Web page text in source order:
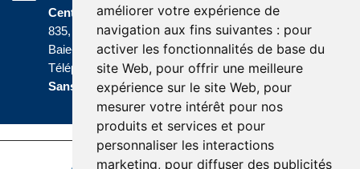
améliorer votre expérience de
navigation aux fins suivantes : pour
activer les fonctionnalités de base du
site Web, pour offrir une meilleure
expérience sur le site Web, pour
mesurer votre intérêt pour nos
produits et services et pour
personnaliser les interactions
marketing, pour diffuser des publicités
Centre administratif
835, boulevard Jolliet
Baie-Comeau (Québec) G5C 1P5
Téléphone :418 589-9845 ou
Sans frais : 1 800 463-5142